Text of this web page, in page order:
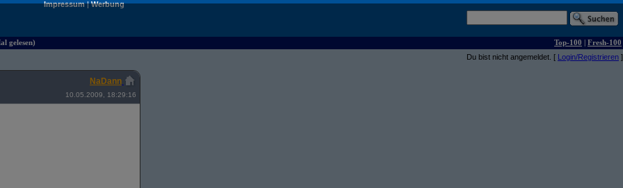
Impressum|Werbung
gelesen) Top-100 | Fresh-100
Du bist nicht angemeldet. [ Login/Registrieren ]
NaDann
10.05.2009, 18:29:16